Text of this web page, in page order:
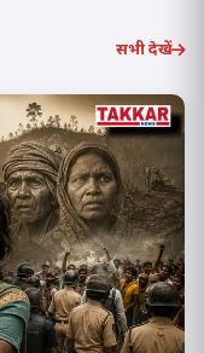
सभी देखें